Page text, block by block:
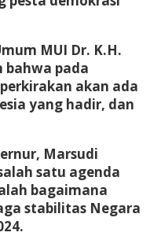
MUI Dr. K.H.
bahwa pada
akan ada
yang hadir, dan
Marsudi
satu agenda
bagaimana
stabilitas Negara